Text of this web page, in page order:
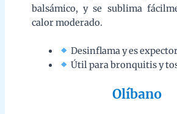
ceremonias religiosas y también
calmantes y sedantes.
Sedante natural
Ideal para estados de
Ámbar